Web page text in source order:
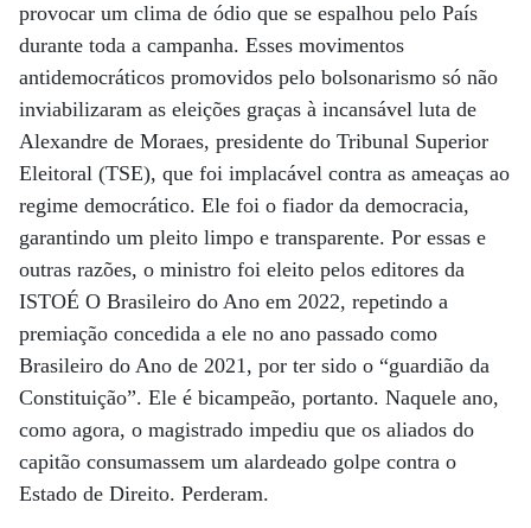
provocar um clima de ódio que se espalhou pelo País
durante toda a campanha. Esses movimentos
antidemocráticos promovidos pelo bolsonarismo só não
inviabilizaram as eleições graças à incansável luta de
Alexandre de Moraes, presidente do Tribunal Superior
Eleitoral (TSE), que foi implacável contra as ameaças ao
regime democrático. Ele foi o fiador da democracia,
garantindo um pleito limpo e transparente. Por essas e
outras razões, o ministro foi eleito pelos editores da
ISTOÉ O Brasileiro do Ano em 2022, repetindo a
premiação concedida a ele no ano passado como
Brasileiro do Ano de 2021, por ter sido o “guardião da
Constituição”. Ele é bicampeão, portanto. Naquele ano,
como agora, o magistrado impediu que os aliados do
capitão consumassem um alardeado golpe contra o
Estado de Direito. Perderam.